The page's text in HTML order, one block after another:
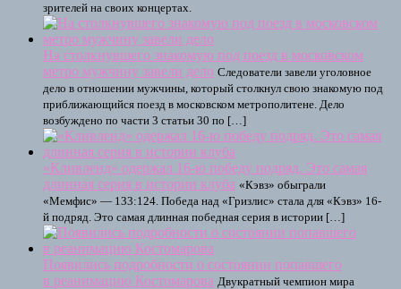
зрителей на своих концертах.
На столкнувшего знакомую под поезд в московском
метро мужчину завели дело Следователи завели уголовное
дело в отношении мужчины, который столкнул свою знакомую под
приближающийся поезд в московском метрополитене. Дело
возбуждено по части 3 статьи 30 по […]
«Кливленд» одержал 16-ю победу подряд. Это самая
длинная серия в истории клуба «Кэвз» обыграли
«Мемфис» — 133:124. Победа над «Гризлис» стала для «Кэвз» 16-
й подряд. Это самая длинная победная серия в истории […]
Появились подробности о состоянии попавшего
в реанимацию Костомарова Двукратный чемпион мира